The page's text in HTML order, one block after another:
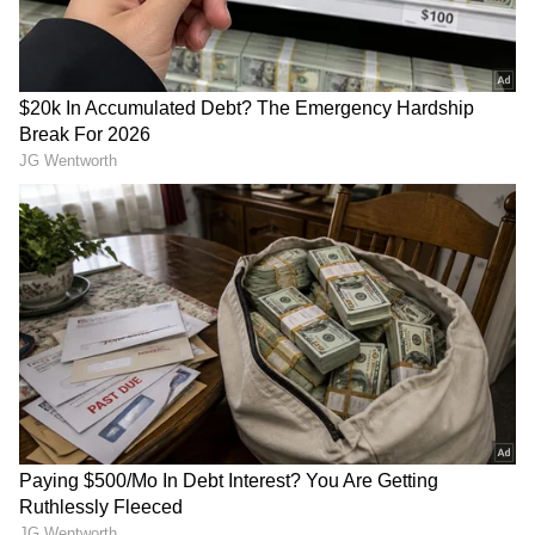
ನಕಲಿ ಅಭ್ಯರ್ಥಿಗಳು ಹಾಜ​ರಾ​ಗಿದ್ದು ಸೇರಿ ಅನೇಕ ಅಕ್ರಮಗಳು
ಪತ್ತೆಯಾಗಿದ್ದವು. ಅಭ್ಯರ್ಥಿಯೊಬ್ಬ ಮಾಸ್‌್ಕನಲ್ಲಿ ಬ್ಲೂಟೂತ್‌
ಉಪಕರಣ ಅಳವಡಿಸಿಕೊಂಡು ನಕಲಿಗೆ ಮುಂದಾಗಿದ್ದ ಘಟನೆ
ಬಾಗಲಕೋಟೆಯಲ್ಲಿ ಪತ್ತೆಯಾಗಿತ್ತು. ಪರೀಕ್ಷೆ ಅಕ್ರ​ಮಕ್ಕೆ
‘ಬ್ಲೂಟೂತ್‌‘ ಹಾವಳಿ ಎಲ್ಲೆ ಮೀರಿತ್ತು ಎನ್ನುವುದಕ್ಕೆ ಸಾಕ್ಷಿ
Yadgir: ಎಸ್‌ಐ ಪರೀಕ್ಷೆ ಗೋಲ್‌ಮಾಲ್‌: ಮತ್ತೆ 6
ಆರೋಪಿಗಳ ಸೆರೆ
RECOMMENDED STORIES
2029ಕ್ಕೆ ರಾಹುಲ್ ಗಾಂಧಿ ಪ್ರಧಾನಿ
ಮಾಡಲು ಪಣ, ಕಾರ್ಯಕರ್ತರಿಗೆ
ಕೆಲಸ ಬಿಟ್ಟರೂ ಲೇಡಿ ಬಾಸ್‌